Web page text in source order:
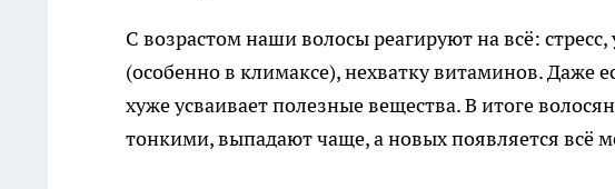
С возрастом наши волосы реагируют на всё:
(особенно в климаксе), нехватку витаминов. Даже
хуже усваивает полезные вещества. В итоге
тонкими, выпадают чаще, а новых появляется всё